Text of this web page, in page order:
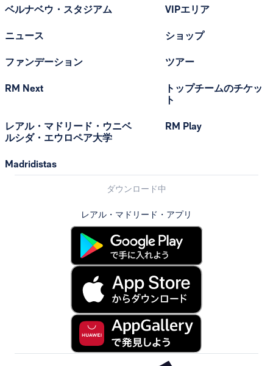
ベルナベウ・スタジアム
ニュース
ファンデーション
RM Next
レアル・マドリード・ウニベ
ルシダ・エウロペア大学
Madridistas
VIPエリア
ショップ
ツアー
トップチームのチケッ
ト
RM Play
ダウンロード中
レアル・マドリード・アプリ